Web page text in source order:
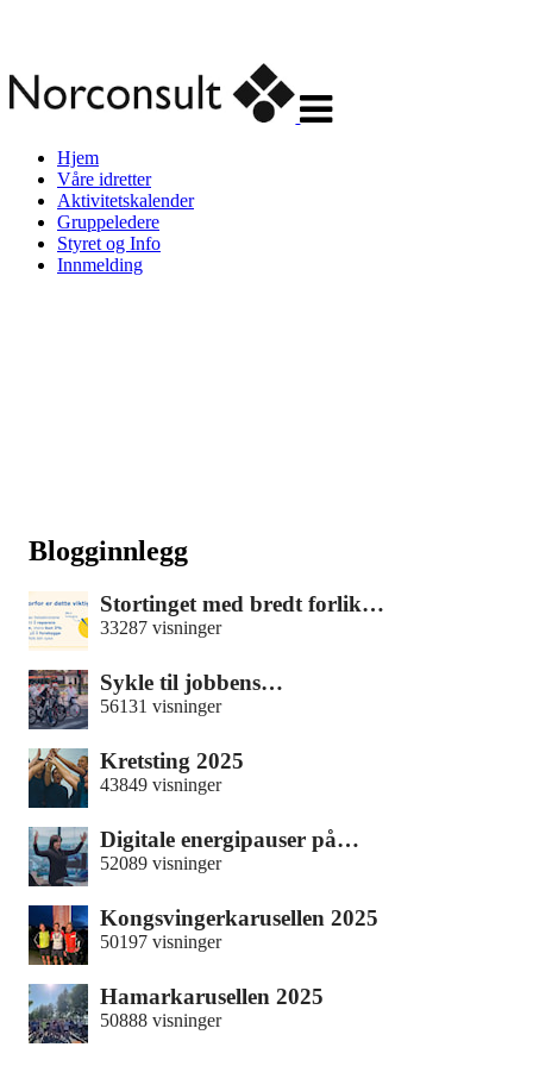
navigasjon
Hjem
Våre idretter
Aktivitetskalender
Gruppeledere
Styret og Info
Innmelding
Blogginnlegg
Stortinget med bredt forlik…
33287 visninger
Sykle til jobbens…
56131 visninger
Kretsting 2025
43849 visninger
Digitale energipauser på…
52089 visninger
Kongsvingerkarusellen 2025
50197 visninger
Hamarkarusellen 2025
50888 visninger